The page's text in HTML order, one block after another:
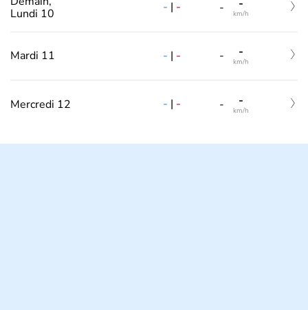
Lundi 10
- | - - -
km/h
Mardi 11 - | - - -
km/h
Mercredi 12 - | - - -
km/h